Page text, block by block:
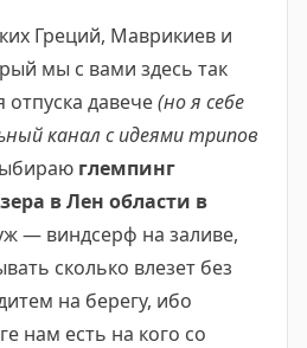
Греций, Маврикиев и
мы с вами здесь так
отпуска давече(но я себе
канал с идеями трипов
глемпинг
в Лен области в
— виндсерф на заливе,
сколько влезет без
на берегу, ибо
нам есть на кого со